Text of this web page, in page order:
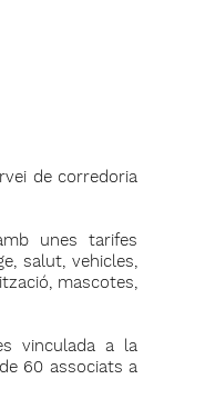
de corredoria
unes tarifes
salut, vehicles,
mascotes,
vinculada a la
60 associats a